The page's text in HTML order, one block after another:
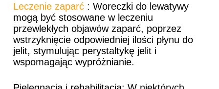
Leczenie zaparć: Woreczki do lewatywy
mogą być stosowane w leczeniu
przewlekłych objawów zaparć, poprzez
wstrzyknięcie odpowiedniej ilości płynu do
jelit, stymulując perystaltykę jelit i
wspomagając wypróżnianie.